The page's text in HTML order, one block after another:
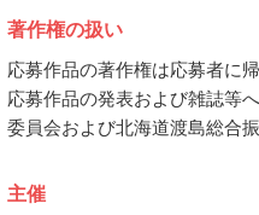
著作権の扱い
応募作品の著作権は応募者に
応募作品の発表および雑誌等
委員会および北海道渡島総合
主催